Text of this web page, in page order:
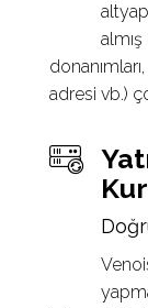
adresi vb.)